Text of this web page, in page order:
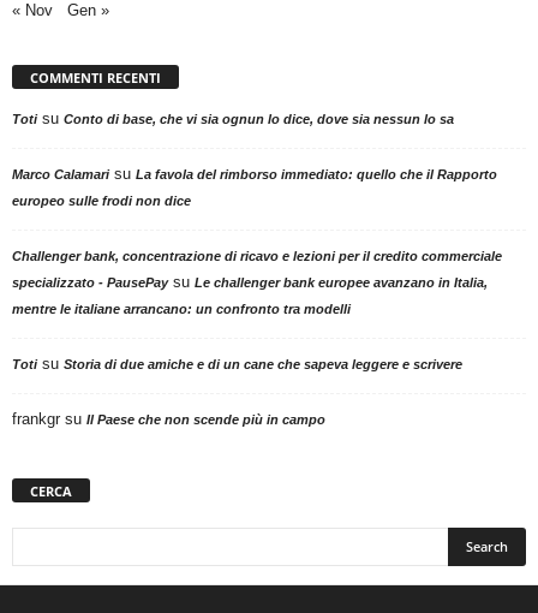
« Nov
Gen »
COMMENTI RECENTI
Totisu Conto di base, che vi sia ognun lo dice, dove sia nessun lo sa
Marco Calamarisu La favola del rimborso immediato: quello che il Rapporto
europeo sulle frodi non dice
Challenger bank, concentrazione di ricavo e lezioni per il credito commerciale
specializzato - PausePaysu Le challenger bank europee avanzano in Italia,
mentre le italiane arrancano: un confronto tra modelli
Totisu Storia di due amiche e di un cane che sapeva leggere e scrivere
frankgr su Il Paese che non scende più in campo
CERCA